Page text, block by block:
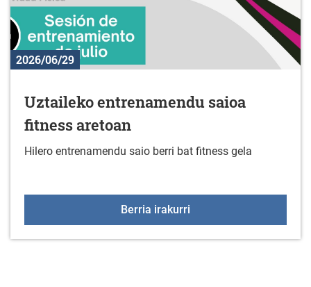
2026/06/29
Uztaileko entrenamendu saioa
fitness aretoan
Hilero entrenamendu saio berri bat fitness gela
Berria irakurri